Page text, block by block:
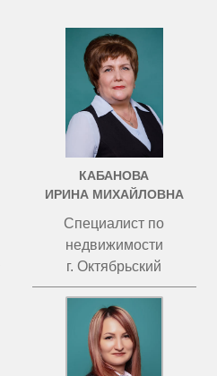
КАБАНОВА
ИРИНА МИХАЙЛОВНА
Специалист по
недвижимости
г. Октябрьский